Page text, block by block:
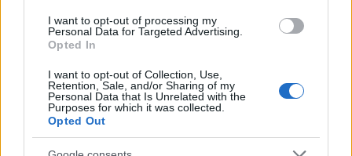
I want to opt-out of processing my
Personal Data for Targeted Advertising.
Opted In
I want to opt-out of Collection, Use,
Retention, Sale, and/or Sharing of my
Personal Data that Is Unrelated with the
Purposes for which it was collected.
Opted Out
Ισπανική Ακαδημίατο είχε προτείνει για το
Όσκαρ Διεθνούς Ταινία, μαζί και με το
''Παράλληλες Μητέρες" (Penelope Cruz) του Pedro
Almodovar.
Tί ακριβώς συμβαίνει στην οικογενειακή